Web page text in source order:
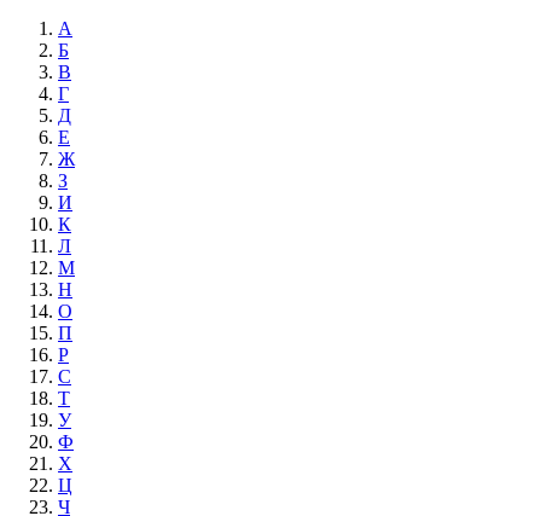
А
Б
В
Г
Д
Е
Ж
З
И
К
Л
М
Н
О
П
Р
С
Т
У
Ф
Х
Ц
Ч